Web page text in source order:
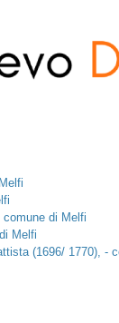
di Melfi
Melfi
(1696/ 1770), -